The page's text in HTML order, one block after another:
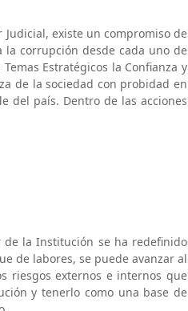
Judicial, existe un compromiso de
corrupción desde cada uno de
Estratégicos la Confianza y
de la sociedad con probidad en
del país. Dentro de las acciones
de la Institución se ha redefinido
de labores, se puede avanzar al
riesgos externos e internos que
y tenerlo como una base de